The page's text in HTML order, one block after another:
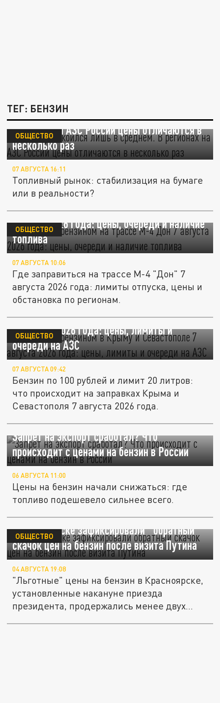
ТЕГ: БЕНЗИН
Бензин успокоился лишь в среднем. В
регионах на АЗС России цены отличаются в
несколько раз
ОБЩЕСТВО
07 АВГУСТА 16:11
Топливный рынок: стабилизация на бумаге
или в реальности?
Ситуация с бензином на трассе М-4 "Дон" 7
августа 2026 года: цены, очереди и наличие
топлива
ОБЩЕСТВО
07 АВГУСТА 10:06
Где заправиться на трассе М-4 "Дон" 7
августа 2026 года: лимиты отпуска, цены и
обстановка по регионам.
Ситуация с бензином в Крыму и Севастополе
7 августа 2026 года: цены, лимиты и
очереди на АЗС
ОБЩЕСТВО
07 АВГУСТА 09:42
Бензин по 100 рублей и лимит 20 литров:
что происходит на заправках Крыма и
Севастополя 7 августа 2026 года.
Запрет на экспорт сработал? Что
происходит с ценами на бензин в России
06 АВГУСТА 11:00
Цены на бензин начали снижаться: где
топливо подешевело сильнее всего.
В Красноярске зафиксировали "обратный"
скачок цен на бензин после визита Путина
ОБЩЕСТВО
04 АВГУСТА 19:08
"Льготные" цены на бензин в Красноярске,
установленные накануне приезда
президента, продержались менее двух...